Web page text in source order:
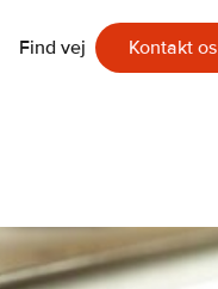
Find vej Kontakt os